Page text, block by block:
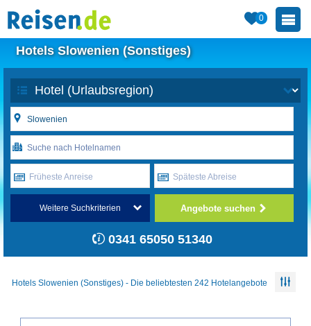
0
Hotels Slowenien (Sonstiges)
Früheste Anreise Späteste Abreise
Weitere Suchkriterien Angebote suchen
0341 65050 51340
Hotels Slowenien (Sonstiges) - Die beliebtesten 242 Hotelangebote